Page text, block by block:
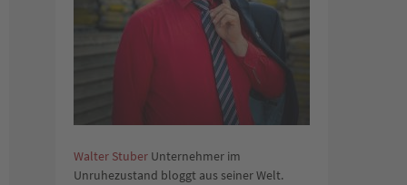
Walter Stuber Unternehmer im
Unruhezustand bloggt aus seiner Welt.